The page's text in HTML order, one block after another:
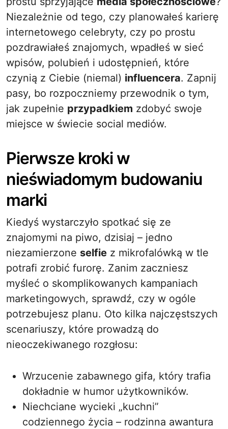
Niezależnie od tego, czy planowałeś karierę
internetowego celebryty, czy po prostu
pozdrawiałeś znajomych, wpadłeś w sieć
wpisów, polubień i udostępnień, które
czynią z Ciebie (niemal) influencera. Zapnij
pasy, bo rozpoczniemy przewodnik o tym,
jak zupełnie przypadkiem zdobyć swoje
miejsce w świecie social mediów.
Pierwsze kroki w
nieświadomym budowaniu
marki
Kiedyś wystarczyło spotkać się ze
znajomymi na piwo, dzisiaj – jedno
niezamierzone selfie z mikrofalówką w tle
potrafi zrobić furorę. Zanim zaczniesz
myśleć o skomplikowanych kampaniach
marketingowych, sprawdź, czy w ogóle
potrzebujesz planu. Oto kilka najczęstszych
scenariuszy, które prowadzą do
nieoczekiwanego rozgłosu:
Wrzucenie zabawnego gifa, który trafia
dokładnie w humor użytkowników.
Niechciane wycieki „kuchni”
codziennego życia – rodzinna awantura